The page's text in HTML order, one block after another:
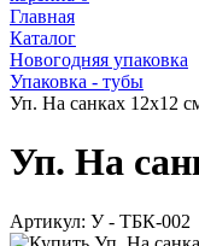
Главная
Каталог
Новогодняя упаковка
Упаковка - тубы
Уп. На санках 12х12
Уп. На
Артикул: У - ТБК-002